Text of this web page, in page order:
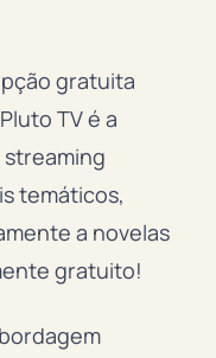
gratuita
TV é a
temáticos,
a novelas
gratuito!